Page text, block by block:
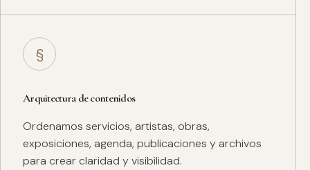
§
Arquitectura de contenidos
Ordenamos servicios, artistas, obras,
exposiciones, agenda, publicaciones y archivos
para crear claridad y visibilidad.